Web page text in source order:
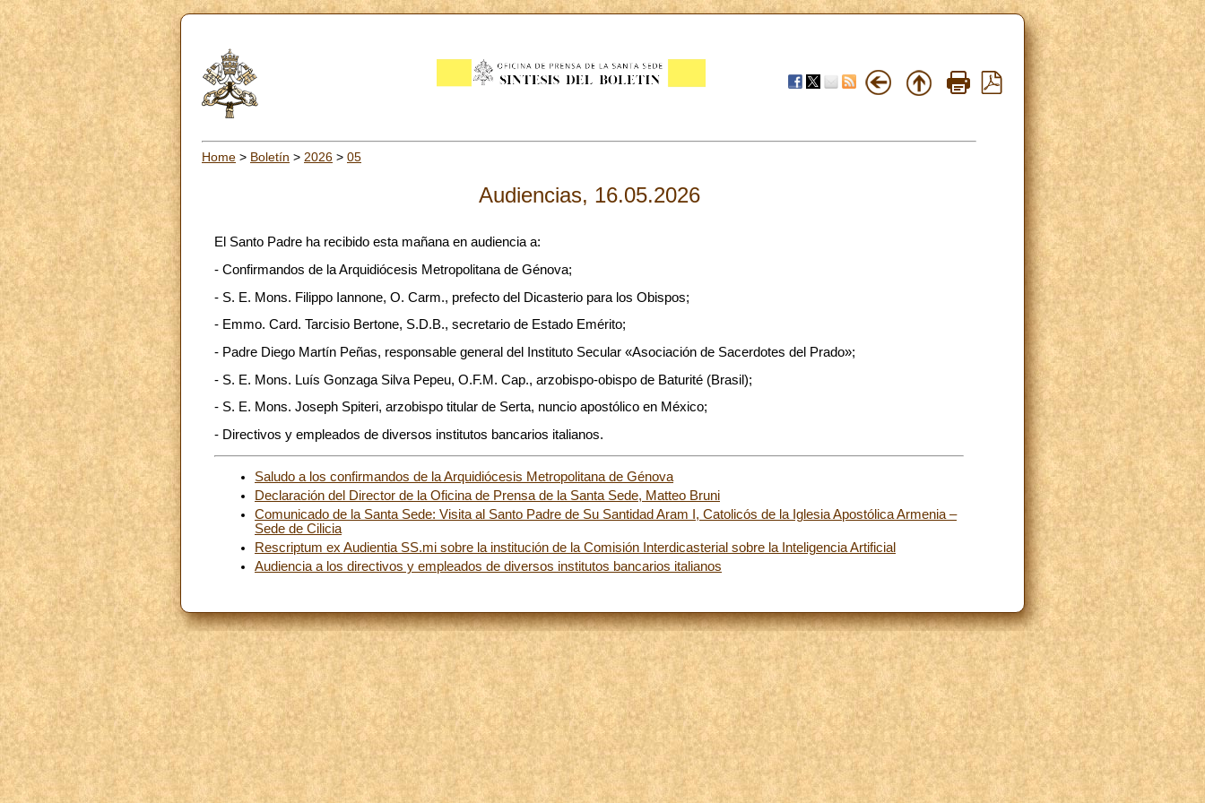
Home > Boletín > 2026 > 05
Audiencias, 16.05.2026
El Santo Padre ha recibido esta mañana en audiencia a:
- Confirmandos de la Arquidiócesis Metropolitana de Génova;
- S. E. Mons. Filippo Iannone, O. Carm., prefecto del Dicasterio para los Obispos;
- Emmo. Card. Tarcisio Bertone, S.D.B., secretario de Estado Emérito;
- Padre Diego Martín Peñas, responsable general del Instituto Secular «Asociación de Sacerdotes del Prado»;
- S. E. Mons. Luís Gonzaga Silva Pepeu, O.F.M. Cap., arzobispo-obispo de Baturité (Brasil);
- S. E. Mons. Joseph Spiteri, arzobispo titular de Serta, nuncio apostólico en México;
- Directivos y empleados de diversos institutos bancarios italianos.
Saludo a los confirmandos de la Arquidiócesis Metropolitana de Génova
Declaración del Director de la Oficina de Prensa de la Santa Sede, Matteo Bruni
Comunicado de la Santa Sede: Visita al Santo Padre de Su Santidad Aram I, Catolicós de la Iglesia Apostólica Armenia –
Sede de Cilicia
Rescriptum ex Audientia SS.mi sobre la institución de la Comisión Interdicasterial sobre la Inteligencia Artificial
Audiencia a los directivos y empleados de diversos institutos bancarios italianos